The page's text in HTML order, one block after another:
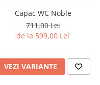
Capac WC Noble
711,00 Lei
de la 599,00 Lei
VEZI VARIANTE